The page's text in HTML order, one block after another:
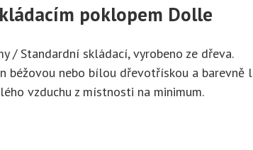
poklopem Dolle
/ Standardní skládací, vyrobeno ze dřeva.
béžovou nebo bílou dřevotřískou a barevně
vzduchu z místnosti na minimum.